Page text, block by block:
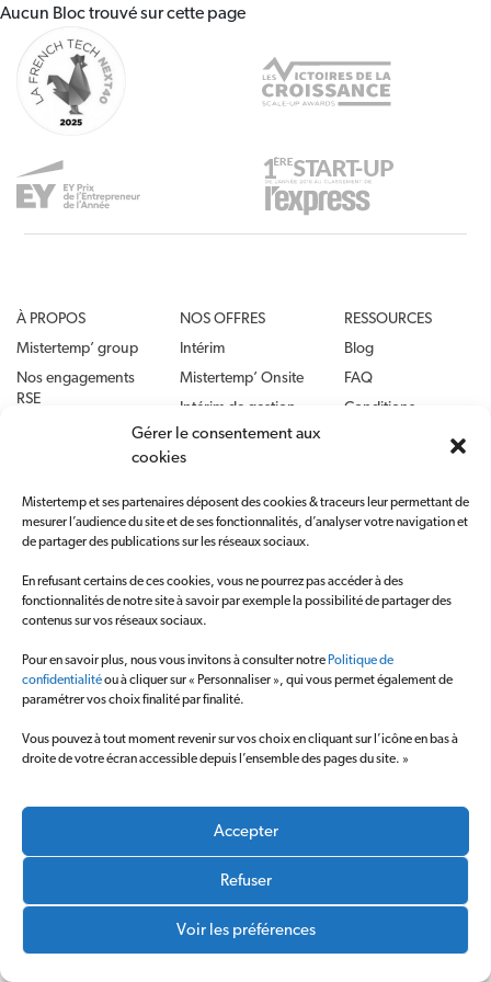
Gérer le consentement aux
cookies
Mistertemp et ses partenaires déposent des cookies & traceurs leur permettant de
mesurer l’audience du site et de ses fonctionnalités, d’analyser votre navigation et
de partager des publications sur les réseaux sociaux.
En refusant certains de ces cookies, vous ne pourrez pas accéder à des
fonctionnalités de notre site à savoir par exemple la possibilité de partager des
contenus sur vos réseaux sociaux.
Pour en savoir plus, nous vous invitons à consulter notre Politique de
confidentialitéou à cliquer sur « Personnaliser », qui vous permet également de
paramétrer vos choix finalité par finalité.
Vous pouvez à tout moment revenir sur vos choix en cliquant sur l’icône en bas à
droite de votre écran accessible depuis l’ensemble des pages du site. »
Accepter
Refuser
Voir les préférences
Aucun Bloc trouvé sur cette page
À PROPOS
Mistertemp’ group
Nos engagements
RSE
Lynx RH
Vitalis Médical
NOS OFFRES
Intérim
Mistertemp’ Onsite
Intérim de gestion
RESSOURCES
Blog
FAQ
Conditions
Mentions légales
confidentialité
Cookie Settings